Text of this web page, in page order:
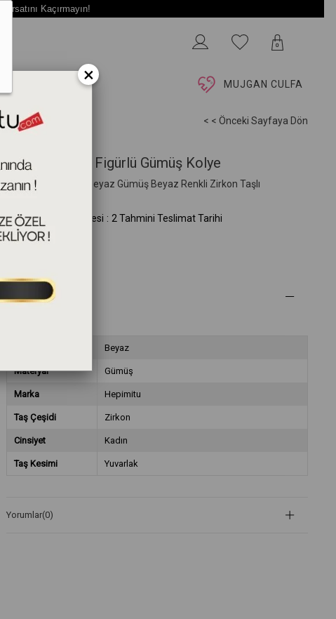
Kaçırmayın!
0
MUJGAN CULFA
< < Önceki Sayfaya Dön
Kalpli Anahtar Figürlü Gümüş Kolye
45+5cm 925 Ayar Beyaz Gümüş Beyaz Renkli Zirkon Taşlı
Tahmini Teslim Süresi : 2 Tahmini Teslimat Tarihi
Ürün Özellikleri
Beyaz
Materyal Gümüş
Marka Hepimitu
Taş Çeşidi Zirkon
Cinsiyet Kadın
Taş Kesimi Yuvarlak
Yorumlar(0)
×